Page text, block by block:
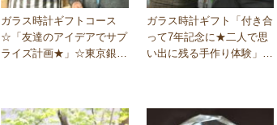
ガラス時計ギフトコース
☆「友達のアイデアでサプ
ライズ計画★」☆東京銀座
ガラス時計ギフト「付き合
って7年記念に★二人で思
い出に残る手作り体験」大